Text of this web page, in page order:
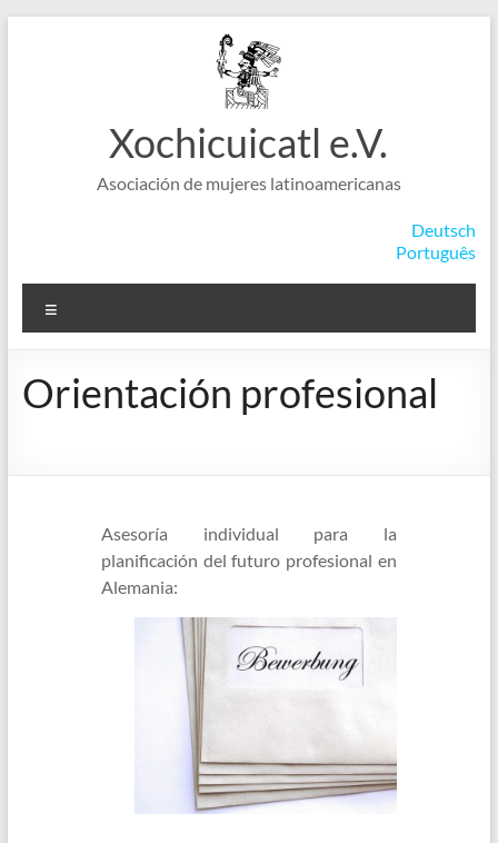
Xochicuicatl e.V.
Asociación de mujeres latinoamericanas
Deutsch
Português
Orientación profesional
Asesoría individual para la
planificación del futuro profesional en
Alemania: